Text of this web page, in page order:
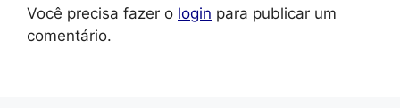
Você precisa fazer o login para publicar um
comentário.